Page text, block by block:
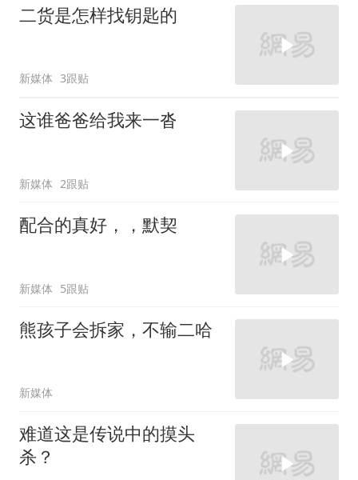
二货是怎样找钥匙的
新媒体 3跟贴
这谁爸爸给我来一沓
新媒体 2跟贴
配合的真好，，默契
新媒体 5跟贴
熊孩子会拆家，不输二哈
新媒体
难道这是传说中的摸头
杀？